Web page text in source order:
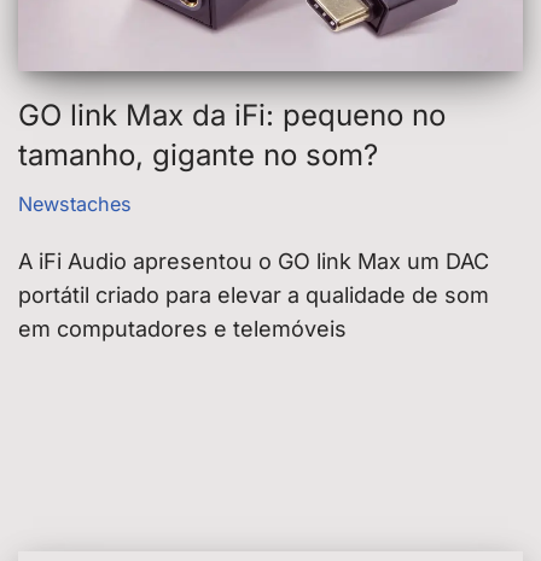
GO link Max da iFi: pequeno no
tamanho, gigante no som?
Newstaches
A iFi Audio apresentou o GO link Max um DAC
portátil criado para elevar a qualidade de som
em computadores e telemóveis